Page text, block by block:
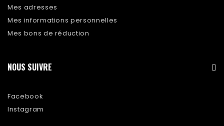
Mes adresses
Mes informations personnelles
Mes bons de réduction
NOUS SUIVRE
Facebook
Instagram